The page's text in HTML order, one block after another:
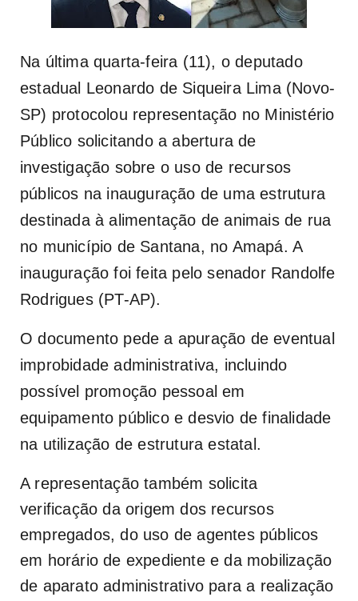
Na última quarta-feira (11), o deputado
estadual Leonardo de Siqueira Lima (Novo-
SP) protocolou representação no Ministério
Público solicitando a abertura de
investigação sobre o uso de recursos
públicos na inauguração de uma estrutura
destinada à alimentação de animais de rua
no município de Santana, no Amapá. A
inauguração foi feita pelo senador Randolfe
Rodrigues (PT-AP).
O documento pede a apuração de eventual
improbidade administrativa, incluindo
possível promoção pessoal em
equipamento público e desvio de finalidade
na utilização de estrutura estatal.
A representação também solicita
verificação da origem dos recursos
empregados, do uso de agentes públicos
em horário de expediente e da mobilização
de aparato administrativo para a realização